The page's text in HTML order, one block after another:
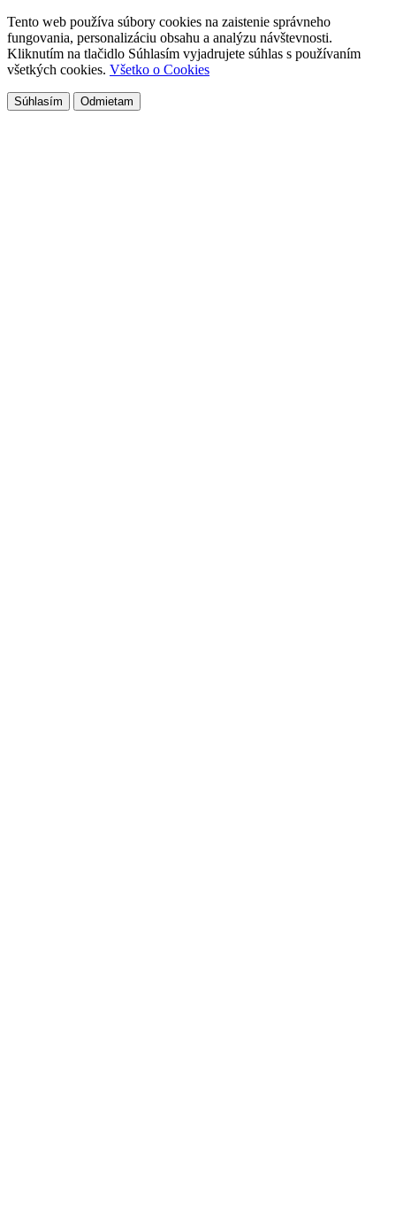
Tento web používa súbory cookies na zaistenie správneho
fungovania, personalizáciu obsahu a analýzu návštevnosti.
Kliknutím na tlačidlo Súhlasím vyjadrujete súhlas s používaním
všetkých cookies. Všetko o Cookies
Súhlasím Odmietam